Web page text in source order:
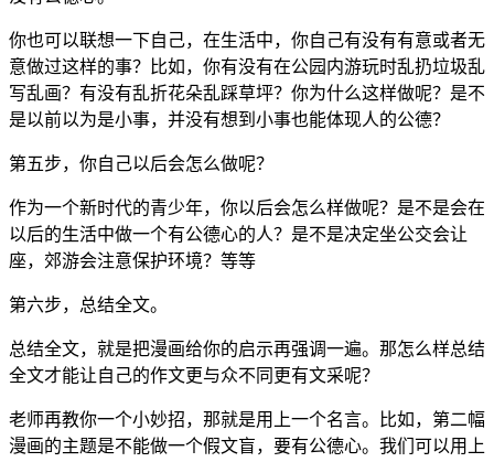
你也可以联想一下自己，在生活中，你自己有没有有意或者无
意做过这样的事？比如，你有没有在公园内游玩时乱扔垃圾乱
写乱画？有没有乱折花朵乱踩草坪？你为什么这样做呢？是不
是以前以为是小事，并没有想到小事也能体现人的公德？
第五步，你自己以后会怎么做呢？
作为一个新时代的青少年，你以后会怎么样做呢？是不是会在
以后的生活中做一个有公德心的人？是不是决定坐公交会让
座，郊游会注意保护环境？等等
第六步，总结全文。
总结全文，就是把漫画给你的启示再强调一遍。那怎么样总结
全文才能让自己的作文更与众不同更有文采呢？
老师再教你一个小妙招，那就是用上一个名言。比如，第二幅
漫画的主题是不能做一个假文盲，要有公德心。我们可以用上